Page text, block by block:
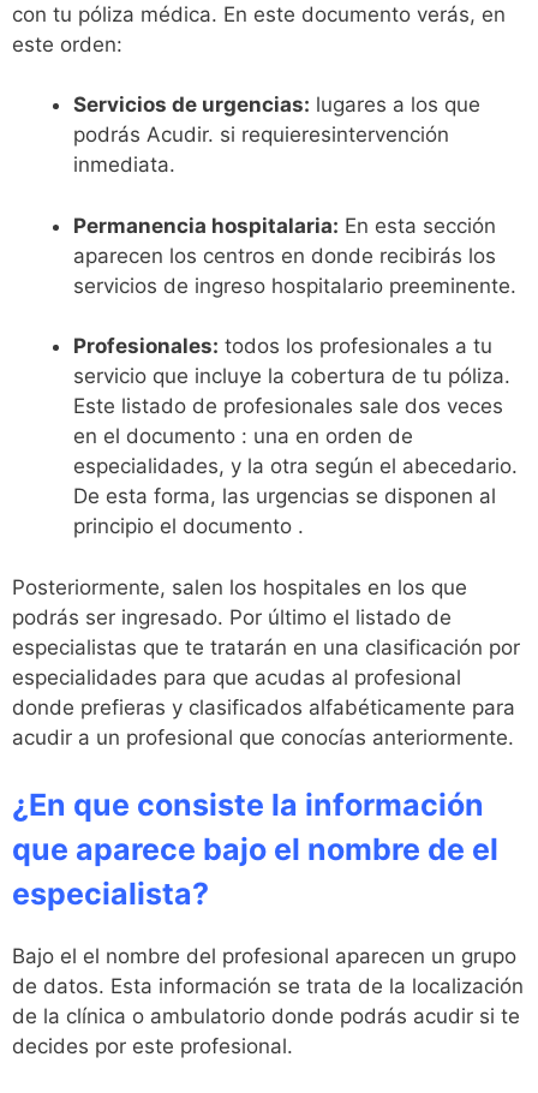
con tu póliza médica. En este documento verás, en
este orden:
Servicios de urgencias: lugares a los que
podrás Acudir. si requieresintervención
inmediata.
Permanencia hospitalaria: En esta sección
aparecen los centros en donde recibirás los
servicios de ingreso hospitalario preeminente.
Profesionales: todos los profesionales a tu
servicio que incluye la cobertura de tu póliza.
Este listado de profesionales sale dos veces
en el documento : una en orden de
especialidades, y la otra según el abecedario.
De esta forma, las urgencias se disponen al
principio el documento .
Posteriormente, salen los hospitales en los que
podrás ser ingresado. Por último el listado de
especialistas que te tratarán en una clasificación por
especialidades para que acudas al profesional
donde prefieras y clasificados alfabéticamente para
acudir a un profesional que conocías anteriormente.
¿En que consiste la información
que aparece bajo el nombre de el
especialista?
Bajo el el nombre del profesional aparecen un grupo
de datos. Esta información se trata de la localización
de la clínica o ambulatorio donde podrás acudir si te
decides por este profesional.